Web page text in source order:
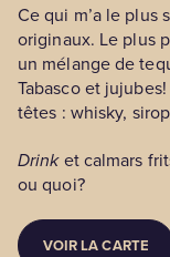
Ce qui m’a le plus
originaux. Le plus
un mélange de
Tabasco et
têtes : whisky,
Drinket calmars
ou quoi?
VOIR LA CARTE